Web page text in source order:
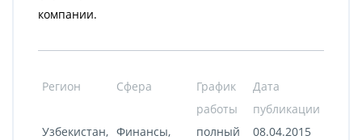
компании.
Регион Сфера
График
работы
Дата
публикации
Узбекистан, Финансы,
полный
08.04.2015